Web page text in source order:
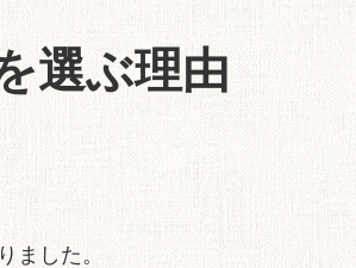
選ぶ理由
ました。